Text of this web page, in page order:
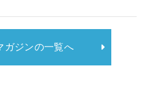
ガジンの一覧へ